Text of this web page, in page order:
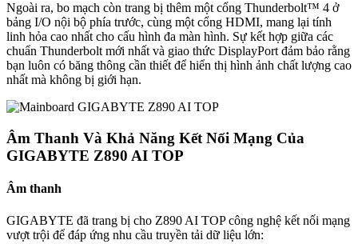
Ngoài ra, bo mạch còn trang bị thêm một cổng Thunderbolt™ 4 ở
bảng I/O nội bộ phía trước, cùng một cổng HDMI, mang lại tính
linh hỏa cao nhất cho cấu hình đa màn hình. Sự kết hợp giữa các
chuẩn Thunderbolt mới nhất và giao thức DisplayPort đảm bảo rằng
bạn luôn có băng thông cần thiết để hiển thị hình ảnh chất lượng cao
nhất mà không bị giới hạn.
Âm Thanh Và Khả Năng Kết Nối Mạng Của
GIGABYTE Z890 AI TOP
Âm thanh
GIGABYTE đã trang bị cho Z890 AI TOP công nghệ kết nối mạng
vượt trội để đáp ứng nhu cầu truyền tải dữ liệu lớn: